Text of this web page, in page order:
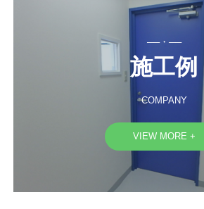
──・──
施工例
COMPANY
VIEW MORE +